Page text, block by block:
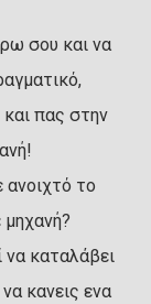
σου και να
πας στην
ανοιχτό το
μηχανή?
να καταλάβει
κανεις ενα